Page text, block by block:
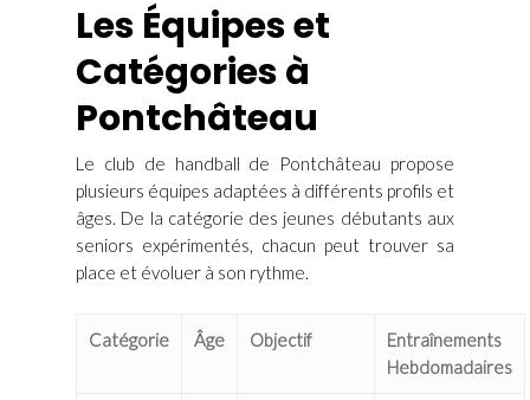
Les Équipes et
Catégories à
Pontchâteau
Le club de handball de Pontchâteau propose
plusieurs équipes adaptées à différents profils et
âges. De la catégorie des jeunes débutants aux
seniors expérimentés, chacun peut trouver sa
place et évoluer à son rythme.
Catégorie Âge Objectif
Entraînements
Hebdomadaires